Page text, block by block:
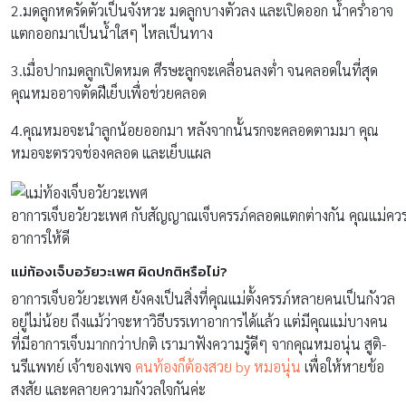
2.มดลูกหดรัดตัวเป็นจังหวะ มดลูกบางตัวลง และเปิดออก น้ำคร่ำอาจ
แตกออกมาเป็นน้ำใสๆ ไหลเป็นทาง
3.เมื่อปากมดลูกเปิดหมด ศีรษะลูกจะเคลื่อนลงต่ำ จนคลอดในที่สุด
คุณหมออาจตัดฝีเย็บเพื่อช่วยคลอด
4.คุณหมอจะนำลูกน้อยออกมา หลังจากนั้นรกจะคลอดตามมา คุณ
หมอจะตรวจช่องคลอด และเย็บแผล
อาการเจ็บอวัยวะเพศ กับสัญญาณเจ็บครรภ์คลอดแตกต่างกัน คุณแม่คว
อาการให้ดี
แม่ท้องเจ็บอวัยวะเพศ ผิดปกติหรือไม่?
อาการเจ็บอวัยวะเพศ ยังคงเป็นสิ่งที่คุณแม่ตั้งครรภ์หลายคนเป็นกังวล
อยู่ไม่น้อย ถึงแม้ว่าจะหาวิธีบรรเทาอาการได้แล้ว แต่มีคุณแม่บางคน
ที่มีอาการเจ็บมากกว่าปกติ เรามาฟังความรูัดีๆ จากคุณหมอนุ่น สูติ-
นรีแพทย์ เจ้าของเพจ คนท้องก็ต้องสวย by หมอนุ่น เพื่อให้หายข้อ
สงสัย และคลายความกังวลใจกันค่ะ